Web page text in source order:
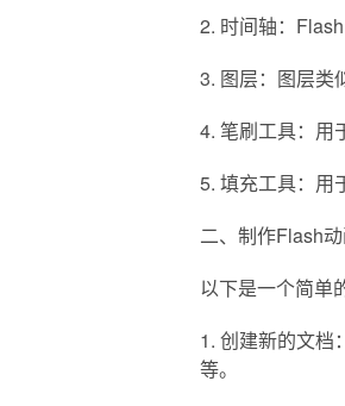
2. 时间轴：
3. 图层：图层类
4. 笔刷工具：用
5. 填充工具：用
二、制作Flash
以下是一个简单
1. 创建新的文档
等。